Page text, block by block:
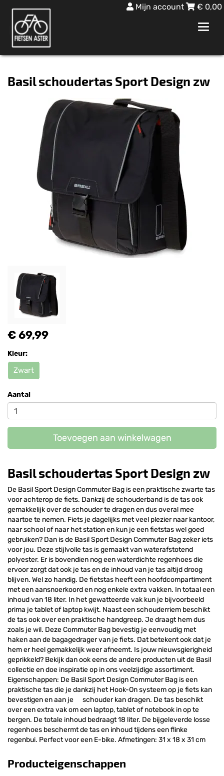
Mijn account € 0,00
Basil schoudertas Sport Design zw
€ 69,99
Kleur:
Zwart
Aantal
Toevoegen aan winkelwagen
Basil schoudertas Sport Design zw
De Basil Sport Design Commuter Bag is een praktische zwarte tas
voor achterop de fiets. Dankzij de schouderband is de tas ook
gemakkelijk over de schouder te dragen en dus overal mee
naartoe te nemen. Fiets je dagelijks met veel plezier naar kantoor,
naar school of naar het station en kun je een fietstas wel goed
gebruiken? Dan is de Basil Sport Design Commuter Bag zeker iets
voor jou. Deze stijlvolle tas is gemaakt van waterafstotend
polyester. Er is bovendien nog een waterdichte regenhoes die
ervoor zorgt dat ook je tas en de inhoud van je tas altijd droog
blijven. Wel zo handig. De fietstas heeft een hoofdcompartiment
met een aansnoerkoord en nog enkele extra vakken. In totaal een
inhoud van 18 liter. In het gewatteerde vak kun je bijvoorbeeld
prima je tablet of laptop kwijt. Naast een schouderriem beschikt
de tas ook over een praktische handgreep. Je draagt hem dus
zoals je wil. Deze Commuter Bag bevestig je eenvoudig met
haken aan de bagagedrager van je fiets. Dat betekent ook dat je
hem er heel gemakkelijk weer afneemt. Is jouw nieuwsgierigheid
geprikkeld? Bekijk dan ook eens de andere producten uit de Basil
collectie en doe inspiratie op in ons veelzijdige assortiment.
Eigenschappen: De Basil Sport Design Commuter Bag is een
praktische tas die je dankzij het Hook-On systeem op je fiets kan
bevestigen en aan je schouder kan dragen. De tas beschikt
over een extra vak om een laptop, tablet of notebook in op te
bergen. De totale inhoud bedraagt 18 liter. De bijgeleverde losse
regenhoes beschermt de tas en inhoud tijdens een flinke
regenbui. Perfect voor een E-bike. Afmetingen: 31 x 18 x 31 cm
Producteigenschappen